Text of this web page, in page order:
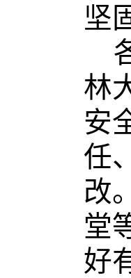
坚
林
安
任
改
堂
好